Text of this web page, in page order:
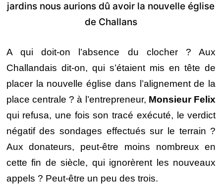
jardins nous aurions dû avoir la nouvelle église
de Challans
A qui doit-on l’absence du clocher ? Aux
Challandais dit-on, qui s’étaient mis en tête de
placer la nouvelle église dans l’alignement de la
place centrale ? à l’entrepreneur, Monsieur Felix
qui refusa, une fois son tracé exécuté, le verdict
négatif des sondages effectués sur le terrain ?
Aux donateurs, peut-être moins nombreux en
cette fin de siècle, qui ignorèrent les nouveaux
appels ? Peut-être un peu des trois.